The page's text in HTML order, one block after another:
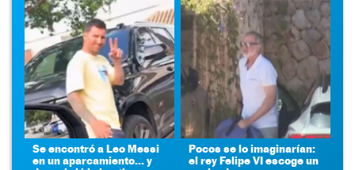
Se encontró a Leo Messi
en un aparcamiento... y
Pocos se lo imaginarían:
el rey Felipe VI escoge un